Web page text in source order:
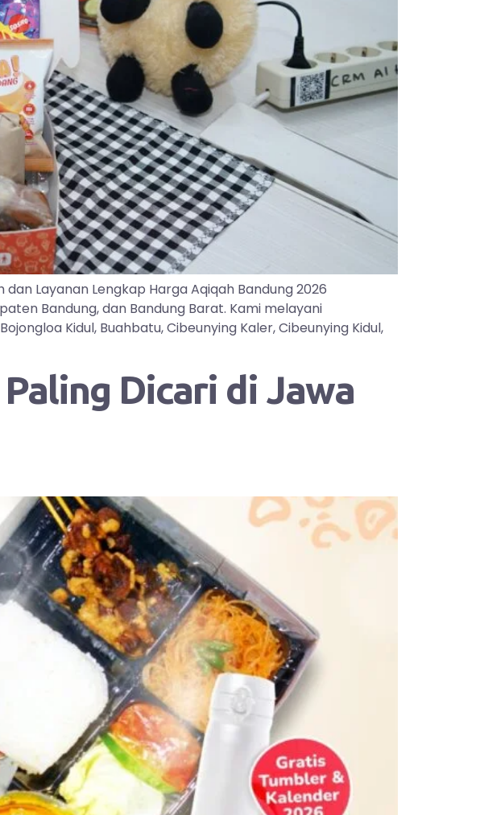
Layanan Lengkap Harga Aqiqah Bandung 2026
Bandung, dan Bandung Barat. Kami melayani
Kidul, Buahbatu, Cibeunying Kaler, Cibeunying Kidul,
Dicari di Jawa